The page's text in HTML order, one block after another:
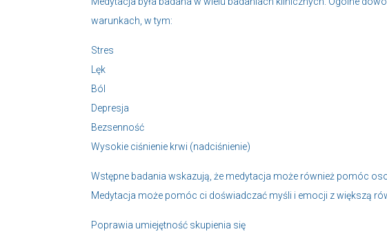
warunkach, w tym:
Stres
Lęk
Ból
Depresja
Bezsenność
Wysokie ciśnienie krwi (nadciśnienie)
Wstępne badania wskazują, że medytacja może również pomóc
Medytacja może pomóc ci doświadczać myśli i emocji z większą
Poprawia umiejętność skupienia się